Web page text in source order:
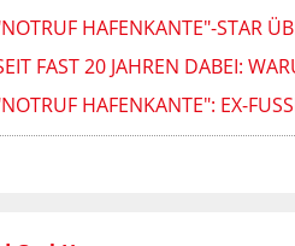
HAFENKANTE"-STAR
FAST 20 JAHREN DABEI:
HAFENKANTE": EX-